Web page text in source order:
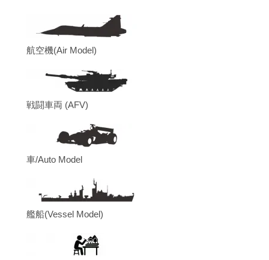
航空機(Air Model)
戦闘車両 (AFV)
車/Auto Model
艦船(Vessel Model)